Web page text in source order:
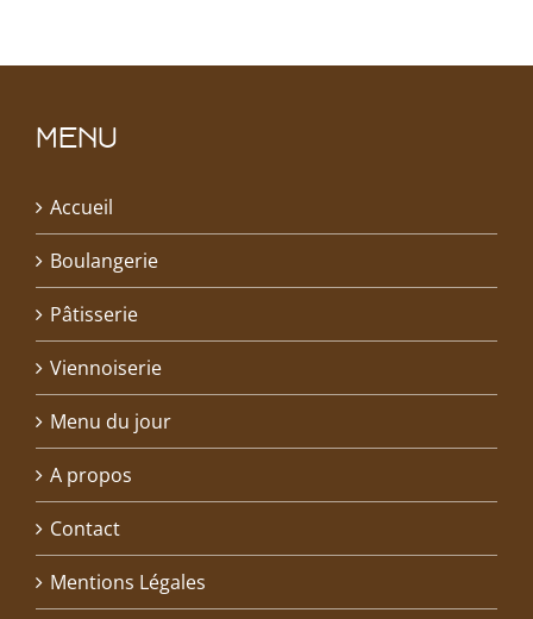
MENU
Accueil
Boulangerie
Pâtisserie
Viennoiserie
Menu du jour
A propos
Contact
Mentions Légales